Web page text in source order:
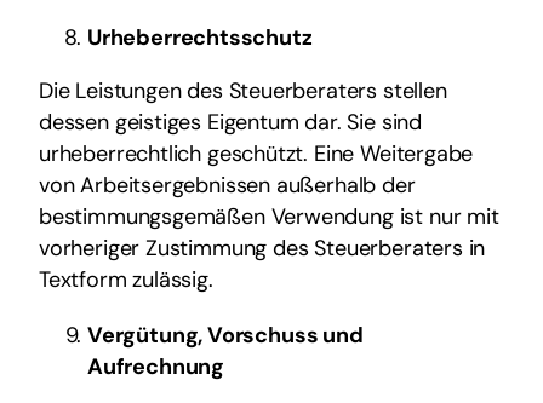
Urheberrechtsschutz
Die Leistungen des Steuerberaters stellen
dessen geistiges Eigentum dar. Sie sind
urheberrechtlich geschützt. Eine Weitergabe
von Arbeitsergebnissen außerhalb der
bestimmungsgemäßen Verwendung ist nur mit
vorheriger Zustimmung des Steuerberaters in
Textform zulässig.
Vergütung, Vorschuss und
Aufrechnung